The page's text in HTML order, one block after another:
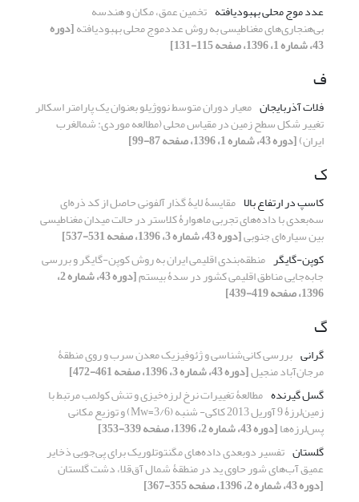
عدد موج محلی بهبودیافته تخمین عمق، مکان و هندسه
بی‌هنجاری‌های مغناطیسی به روش عددموج محلی بهبودیافته[دوره
43، شماره 1، 1396، صفحه 115-131]
ف
فلات آذربایجان معیار دوران متوسط نووژیلو بعنوان یک پارامتر اسکالر
تغییر شکل سطح زمین در مقیاس محلی (مطالعه موردی: شمالغرب
ایران)[دوره 43، شماره 1، 1396، صفحه 87-99]
ک
کاسپ در ارتفاع بالا مقایسۀ لایۀ گذار آلفونی حاصل از کد ذره‌ای
سه‌بعدی با داده‌های تجربی ماهوارۀ کلاستر در حالت میدان مغناطیسی
بین سیاره‌ای جنوبی[دوره 43، شماره 3، 1396، صفحه 531-537]
کوپن-گایگر منطقه‌بندی اقلیمی ایران به روش کوپن-گایگر و بررسی
جابه‌جایی مناطق اقلیمی کشور در سدۀ بیستم [دوره 43، شماره 2،
1396، صفحه 419-439]
گ
گرانی بررسی کانی‌شناسی و ژئوفیزیک معدن سرب و روی منطقۀ
مرجان‌آباد منجیل[دوره 43، شماره 3، 1396، صفحه 461-472]
گسل گیرنده مطالعۀ تغییرات نرخ لرزه‌خیزی و تنش کولمب مرتبط با
زمین‌لرزۀ 9 آوریل 2013 کاکی- شنبه (3/6=Mw) و توزیع مکانی
پس‌لرزه‌ها[دوره 43، شماره 2، 1396، صفحه 339-353]
گلستان تفسیر دوبعدی داده‌های مگنتوتلوریک برای پی‌جویی ذخایر
عمیق آب‌های شور حاوی ید در منطقۀ شمال آق‌قلا، دشت گلستان
[دوره 43، شماره 2، 1396، صفحه 355-367]